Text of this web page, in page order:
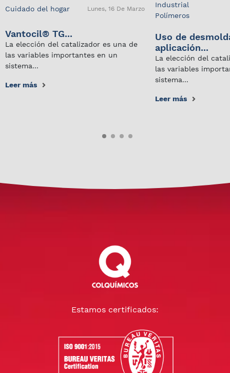
Cuidado del hogar Lunes, 16 De Marzo
Vantocil® TG...
La elección del catalizador es una de
las variables importantes en un
sistema...
Leer más
Industrial
Polímeros
Uso de
aplicación...
La elección del
las variables
sistema...
Leer más
Estamos certificados: